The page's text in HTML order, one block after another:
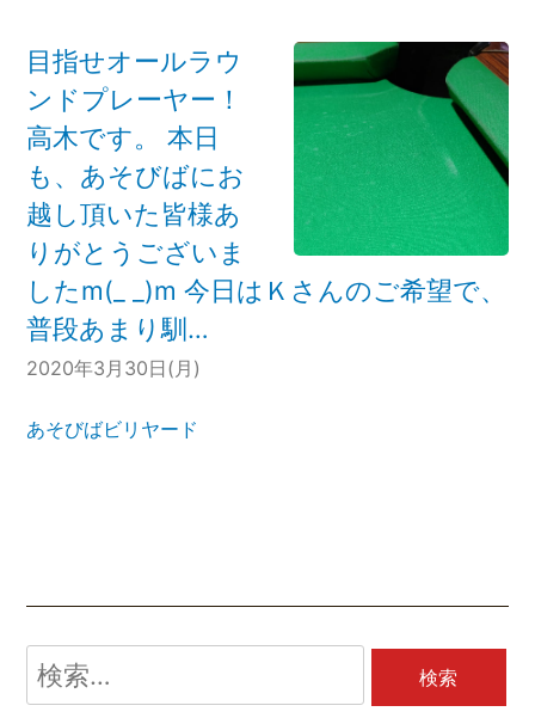
目指せオールラウ
ンドプレーヤー！
高木です。 本日
も、あそびばにお
越し頂いた皆様あ
りがとうございま
したm(_ _)m 今日はＫさんのご希望で、
普段あまり馴…
2020年3月30日(月)
あそびばビリヤード
検
索: